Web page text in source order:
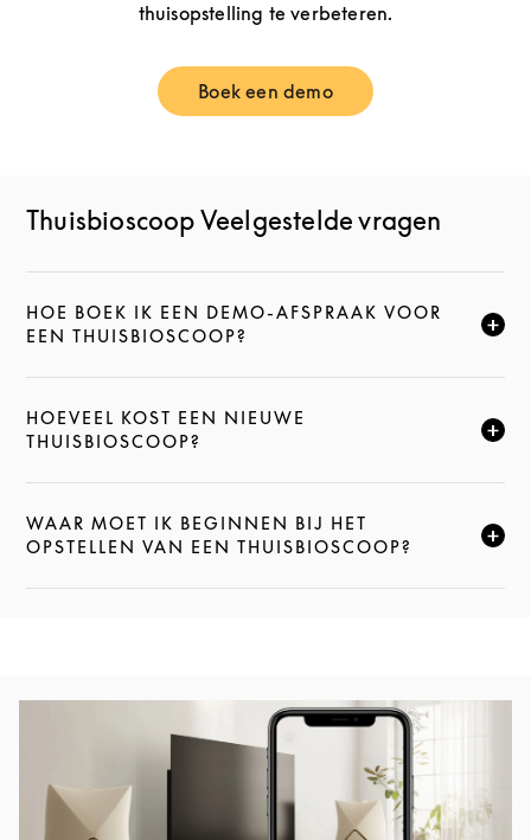
thuisopstelling te verbeteren.
Boek een demoLink Opens in New Tab
Thuisbioscoop Veelgestelde vragen
HOE BOEK IK EEN DEMO-AFSPRAAK VOOR
EEN THUISBIOSCOOP?
KLIK HIER OM DEZE BESCHRIJVING UIT TE
HOEVEEL KOST EEN NIEUWE
THUISBIOSCOOP?
KLIK HIER OM DEZE BESCHRIJVING UIT TE
WAAR MOET IK BEGINNEN BIJ HET
OPSTELLEN VAN EEN THUISBIOSCOOP?
KLIK HIER OM DEZE BESCHRIJVING UIT TE